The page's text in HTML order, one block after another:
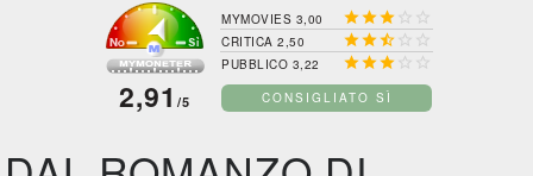
2,91 /5
MYMOVIES 3,00   
CRITICA 2,50   
PUBBLICO 3,22   
CONSIGLIATO SÌ